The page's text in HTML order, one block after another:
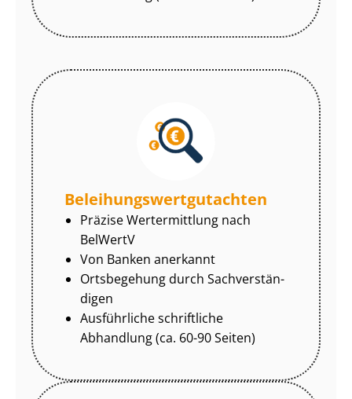
Be­lei­hungs­wert­gut­ach­ten
Präzise Wertermittlung nach
BelWertV
Von Banken anerkannt
Ortsbegehung durch Sach­ver­stän­
di­gen
Ausführliche schriftliche
Abhandlung (ca. 60-90 Seiten)